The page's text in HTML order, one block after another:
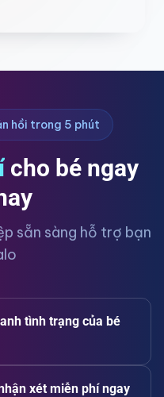
hồi trong 5 phút
cho bé ngay
sẵn sàng hỗ trợ bạn
tình trạng của bé
xét miễn phí ngay